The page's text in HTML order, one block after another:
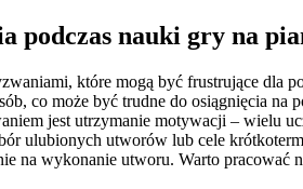
podczas nauki gry na
które mogą być frustrujące dla
co może być trudne do osiągnięcia
jest utrzymanie motywacji – wielu
ulubionych utworów lub cele
na wykonanie utworu. Warto